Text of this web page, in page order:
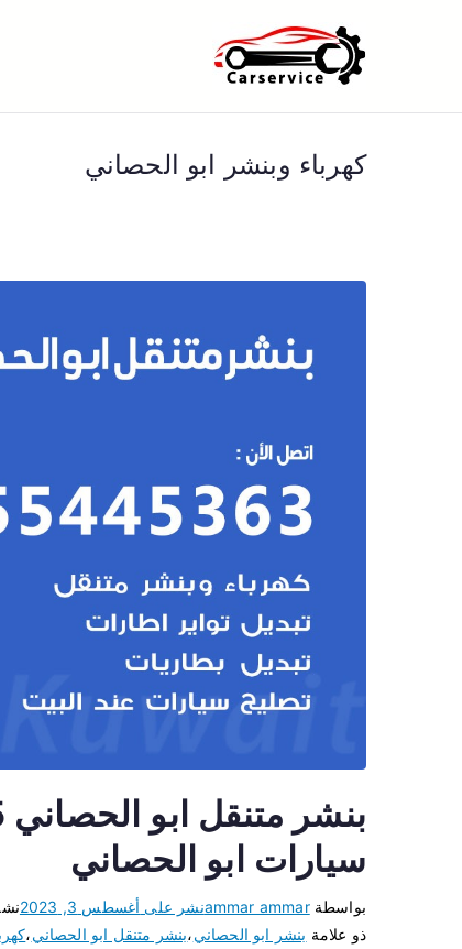
بنشر
بنشر متنقل الكويت كهرباء
كهرباء وبنشر ابو الحصاني
سيارات ابو الحصاني
بواسطةammar ammarنشر على أغسطس 3, 2023
ذو علامة بنشر ابو الحصاني،بنشر متنقل ابو الحصاني،